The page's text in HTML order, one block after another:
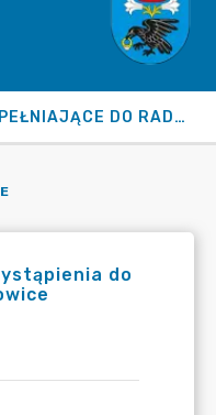
WYBORY UZUPEŁNIAJĄCE DO RADY GMINY 2026
do